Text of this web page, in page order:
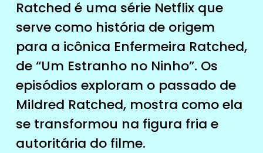
Ratched é uma série Netflix que
serve como história de origem
para a icônica Enfermeira Ratched,
de “Um Estranho no Ninho”. Os
episódios exploram o passado de
Mildred Ratched, mostra como ela
se transformou na figura fria e
autoritária do filme.